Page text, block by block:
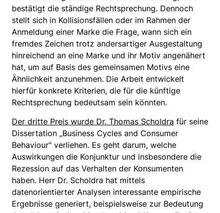
bestätigt die ständige Rechtsprechung. Dennoch
stellt sich in Kollisionsfällen oder im Rahmen der
Anmeldung einer Marke die Frage, wann sich ein
fremdes Zeichen trotz andersartiger Ausgestaltung
hinreichend an eine Marke und ihr Motiv angenähert
hat, um auf Basis des gemeinsamen Motivs eine
Ähnlichkeit anzunehmen. Die Arbeit entwickelt
hierfür konkrete Kriterien, die für die künftige
Rechtsprechung bedeutsam sein könnten.
Der dritte Preis wurde Dr. Thomas Scholdra für seine
Dissertation „Business Cycles and Consumer
Behaviour“ verliehen. Es geht darum, welche
Auswirkungen die Konjunktur und insbesondere die
Rezession auf das Verhalten der Konsumenten
haben. Herr Dr. Scholdra hat mittels
datenorientierter Analysen interessante empirische
Ergebnisse generiert, beispielsweise zur Bedeutung